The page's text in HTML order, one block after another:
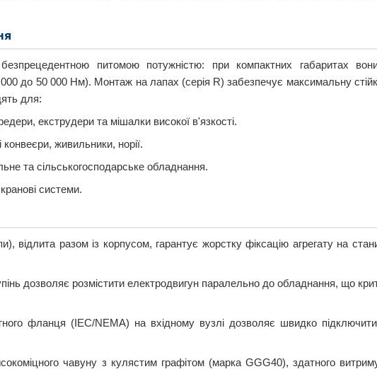
питомою потужністю: при компактних габаритах
до 50 000 Нм). Монтаж на лапах (серія R) забезпечує максимальну
для:
екструдери та мішалки високої в'язкості.
конвеєри, живильники, норії.
та сільськогосподарське обладнання.
системи.
відлита разом із корпусом, гарантує жорстку фіксацію агрегату на
дозволяє розмістити електродвигун паралельно до обладнання, що
фланця (IEC/NEMA) на вхідному вузлі дозволяє швидко
чавуну з кулястим графітом (марка GGG40), здатного